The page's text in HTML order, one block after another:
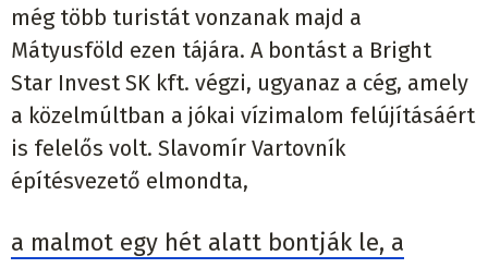
még több turistát vonzanak majd a
Mátyusföld ezen tájára. A bontást a Bright
Star Invest SK kft. végzi, ugyanaz a cég, amely
a közelmúltban a jókai vízimalom felújításáért
is felelős volt. Slavomír Vartovník
építésvezető elmondta,
a malmot egy hét alatt bontják le, a